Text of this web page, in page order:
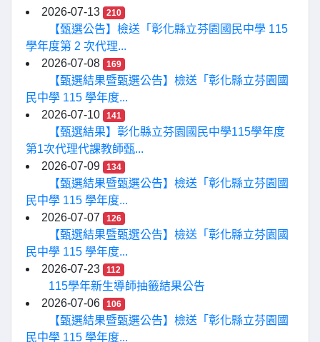
2026-07-13
210
【甄選公告】檢送「彰化縣立芬園國民中學 115
學年度第 2 次代理...
2026-07-08
169
【甄選結果暨甄選公告】檢送「彰化縣立芬園國
民中學 115 學年度...
2026-07-10
141
【甄選結果】彰化縣立芬園國民中學115學年度
第1次代理代課教師甄...
2026-07-09
134
【甄選結果暨甄選公告】檢送「彰化縣立芬園國
民中學 115 學年度...
2026-07-07
126
【甄選結果暨甄選公告】檢送「彰化縣立芬園國
民中學 115 學年度...
2026-07-23
112
115學年新生導師抽籤結果公告
2026-07-06
106
【甄選結果暨甄選公告】檢送「彰化縣立芬園國
民中學 115 學年度...